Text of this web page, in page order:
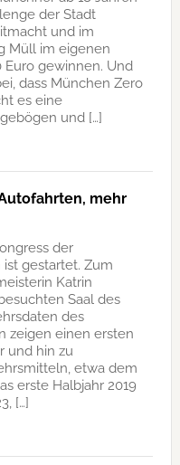
der Stadt
und im
Müll im eigenen
Euro gewinnen. Und
dass München Zero
es eine
und […]
mehr
der
gestartet. Zum
Katrin
Saal des
des
zeigen einen ersten
und hin zu
etwa dem
erste Halbjahr 2019
[…]